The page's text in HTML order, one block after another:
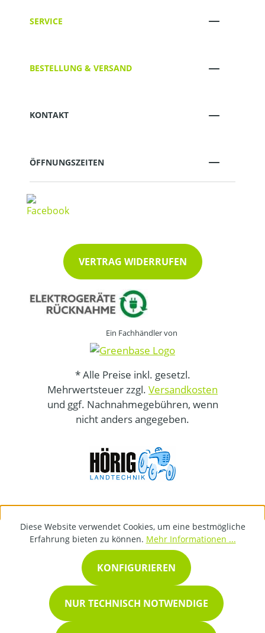
SERVICE
BESTELLUNG & VERSAND
KONTAKT
ÖFFNUNGSZEITEN
VERTRAG WIDERRUFEN
Ein Fachhändler von
* Alle Preise inkl. gesetzl.
Mehrwertsteuer zzgl. Versandkosten
und ggf. Nachnahmegebühren, wenn
nicht anders angegeben.
Diese Website verwendet Cookies, um eine bestmögliche
Erfahrung bieten zu können. Mehr Informationen ...
NUR TECHNISCH NOTWENDIGE
KONFIGURIEREN